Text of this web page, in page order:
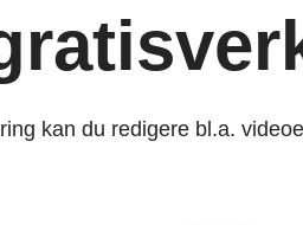
kan du redigere bl.a.